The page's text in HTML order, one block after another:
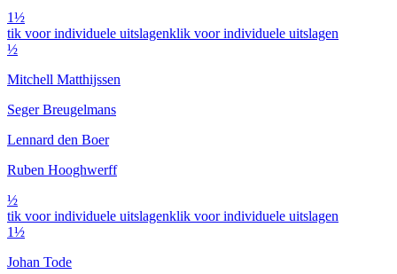
1½
tik voor individuele uitslagenklik voor individuele uitslagen
½
Mitchell Matthijssen
Seger Breugelmans
Lennard den Boer
Ruben Hooghwerff
½
tik voor individuele uitslagenklik voor individuele uitslagen
1½
Johan Tode